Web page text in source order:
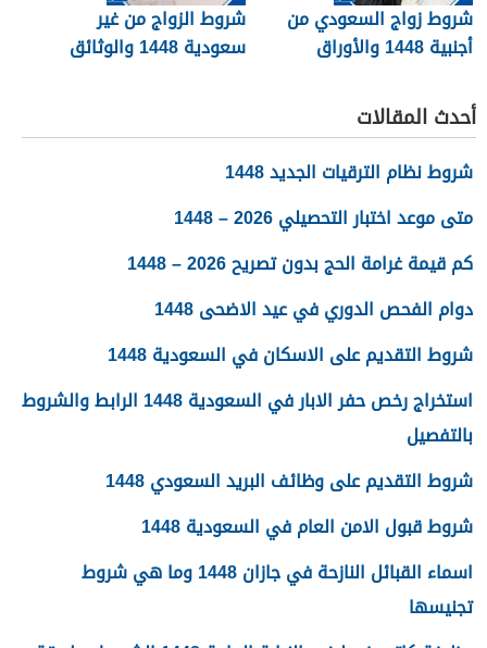
شروط زواج السعودي من
أجنبية 1448 والأوراق
شروط الزواج من غير
سعودية 1448 والوثائق
أحدث المقالات
شروط نظام الترقيات الجديد 1448
متى موعد اختبار التحصيلي 2026 – 1448
كم قيمة غرامة الحج بدون تصريح 2026 – 1448
دوام الفحص الدوري في عيد الاضحى 1448
شروط التقديم على الاسكان في السعودية 1448
استخراج رخص حفر الابار في السعودية 1448 الرابط والشروط
بالتفصيل
شروط التقديم على وظائف البريد السعودي 1448
شروط قبول الامن العام في السعودية 1448
اسماء القبائل النازحة في جازان 1448 وما هي شروط
تجنيسها